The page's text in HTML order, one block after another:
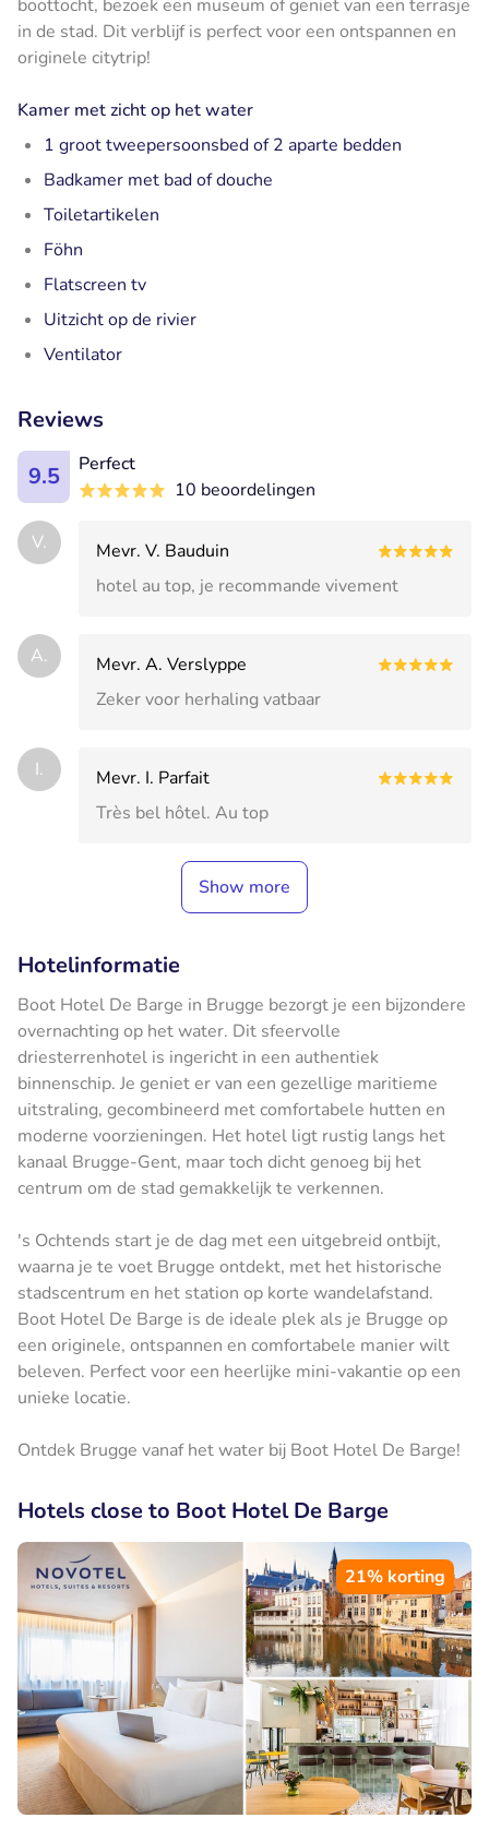
boottocht, bezoek een museum of geniet van een terrasje
in de stad. Dit verblijf is perfect voor een ontspannen en
originele citytrip!
Kamer met zicht op het water
1 groot tweepersoonsbed of 2 aparte bedden
Badkamer met bad of douche
Toiletartikelen
Föhn
Flatscreen tv
Uitzicht op de rivier
Ventilator
Reviews
9.5
Perfect
10 beoordelingen
V.
Mevr. V. Bauduin
hotel au top, je recommande vivement
A.
Mevr. A. Verslyppe
Zeker voor herhaling vatbaar
I.
Mevr. I. Parfait
Très bel hôtel. Au top
Show more
Hotelinformatie
Boot Hotel De Barge in Brugge bezorgt je een bijzondere
overnachting op het water. Dit sfeervolle
driesterrenhotel is ingericht in een authentiek
binnenschip. Je geniet er van een gezellige maritieme
uitstraling, gecombineerd met comfortabele hutten en
moderne voorzieningen. Het hotel ligt rustig langs het
kanaal Brugge-Gent, maar toch dicht genoeg bij het
centrum om de stad gemakkelijk te verkennen.
's Ochtends start je de dag met een uitgebreid ontbijt,
waarna je te voet Brugge ontdekt, met het historische
stadscentrum en het station op korte wandelafstand.
Boot Hotel De Barge is de ideale plek als je Brugge op
een originele, ontspannen en comfortabele manier wilt
beleven. Perfect voor een heerlijke mini-vakantie op een
unieke locatie.
Ontdek Brugge vanaf het water bij Boot Hotel De Barge!
Hotels close to Boot Hotel De Barge
21% korting